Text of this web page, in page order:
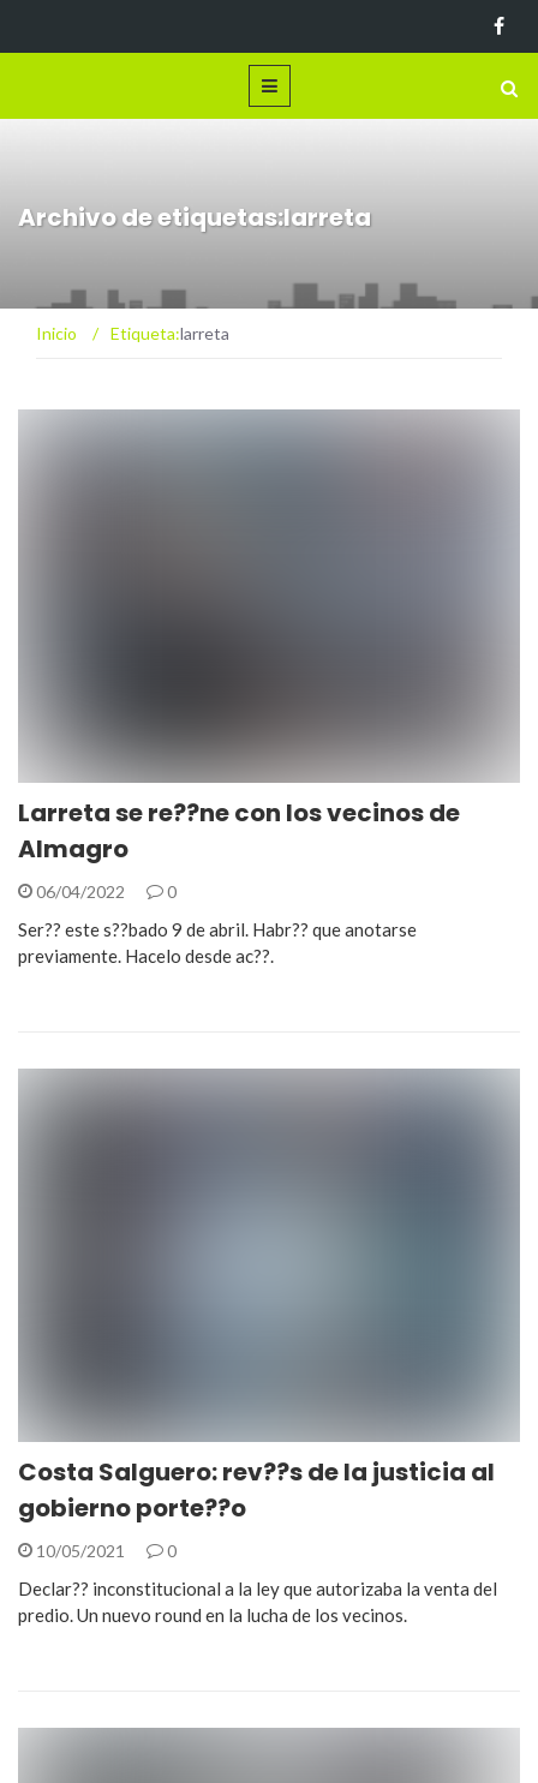
Archivo de etiquetas:larreta
Inicio / Etiqueta:larreta
Larreta se re??ne con los vecinos de
Almagro
06/04/2022 0
Ser?? este s??bado 9 de abril. Habr?? que anotarse
previamente. Hacelo desde ac??.
Costa Salguero: rev??s de la justicia al
gobierno porte??o
10/05/2021 0
Declar?? inconstitucional a la ley que autorizaba la venta del
predio. Un nuevo round en la lucha de los vecinos.